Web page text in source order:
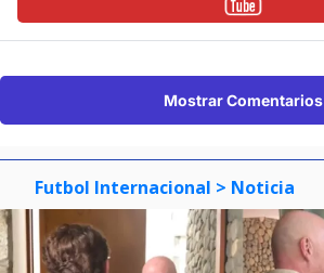
Mostrar Comentarios
Futbol Internacional > Noticia